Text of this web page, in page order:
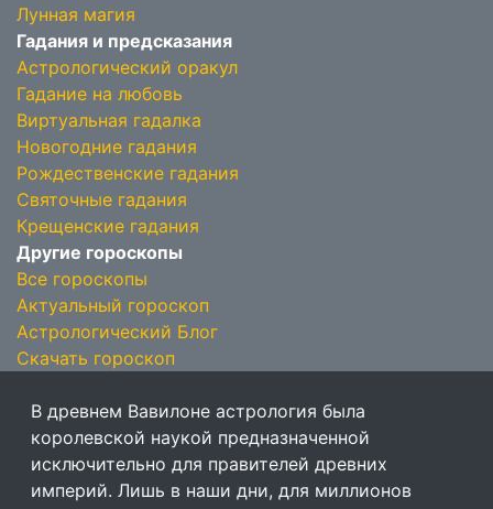
Лунная магия
Гадания и предсказания
Астрологический оракул
Гадание на любовь
Виртуальная гадалка
Новогодние гадания
Рождественские гадания
Святочные гадания
Крещенские гадания
Другие гороскопы
Все гороскопы
Актуальный гороскоп
Астрологический Блог
Скачать гороскоп
В древнем Вавилоне астрология была
королевской наукой предназначенной
исключительно для правителей древних
империй. Лишь в наши дни, для миллионов